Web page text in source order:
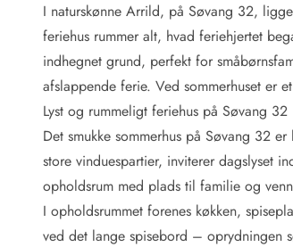
Rengøring
Gavekort
Book tidligt
Lejebetingelser
Vejret i Danmark
Sæsontider
Baderegler
Naturbeskyttelse
Webcam
Fotokonkurrence
I naturskønne Arrild, på Søvang 32,
feriehus rummer alt, hvad feriehjertet
indhegnet grund, perfekt for
afslappende ferie. Ved sommerhuset er
Lyst og rummeligt feriehus på Søvang 32
Det smukke sommerhus på Søvang 32
store vinduespartier, inviterer dagslyset
opholdsrum med plads til familie og
I opholdsrummet forenes køkken,
ved det lange spisebord – oprydningen